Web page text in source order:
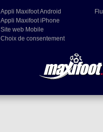
Appli Maxifoot Android
Appli Maxifoot iPhone
Site web Mobile
Choix de consentement